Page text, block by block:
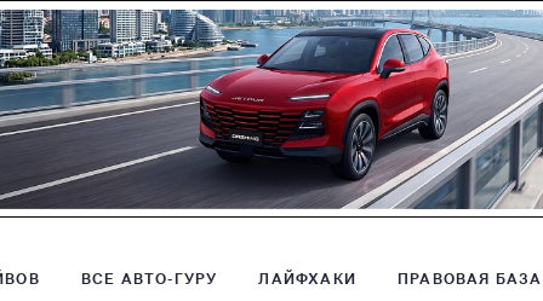
ВСЕ АВТО-ГУРУ ЛАЙФХАКИ ПРАВОВАЯ БАЗА